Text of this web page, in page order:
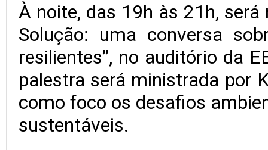
À noite, das 19h às 21h,
Solução: uma conversa
resilientes”, no auditório da
palestra será ministrada por
como foco os desafios
sustentáveis.